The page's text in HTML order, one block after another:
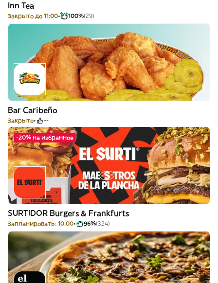
Inn Tea
Закрыто до 11:00 100%(29)
Bar Caribeño
Закрыто --
-20% на избранное
SURTIDOR Burgers & Frankfurts
Запланировать: 10:00 96%(324)